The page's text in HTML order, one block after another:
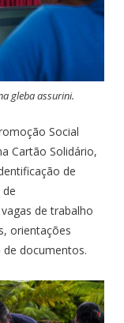
gleba assurini.
Social
Cartão Solidário,
de
de trabalho
orientações
de documentos.